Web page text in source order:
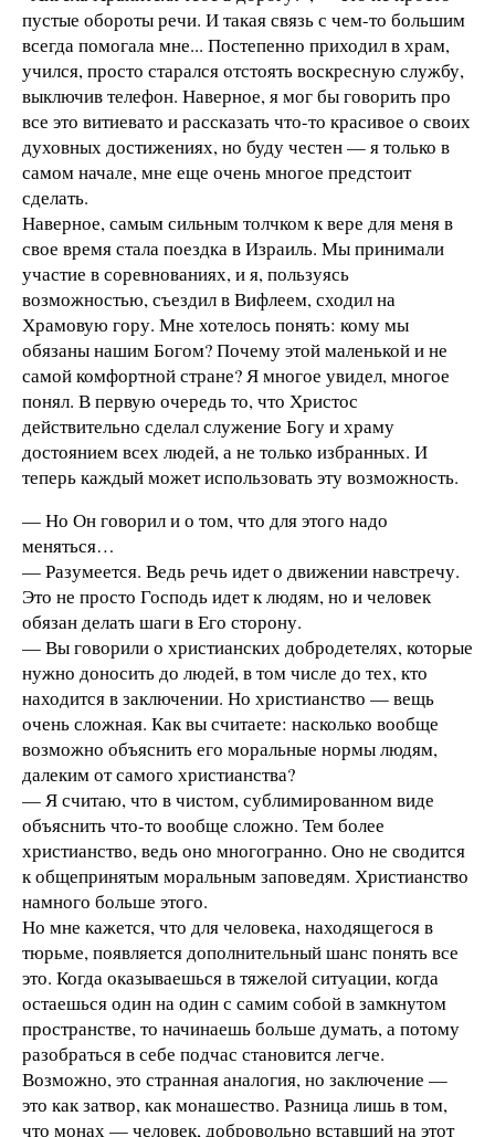
пустые обороты речи. И такая связь с чем-то большим
всегда помогала мне... Постепенно приходил в храм,
учился, просто старался отстоять воскресную службу,
выключив телефон. Наверное, я мог бы говорить про
все это витиевато и рассказать что-то красивое о своих
духовных достижениях, но буду честен — я только в
самом начале, мне еще очень многое предстоит
сделать.
Наверное, самым сильным толчком к вере для меня в
свое время стала поездка в Израиль. Мы принимали
участие в соревнованиях, и я, пользуясь
возможностью, съездил в Вифлеем, сходил на
Храмовую гору. Мне хотелось понять: кому мы
обязаны нашим Богом? Почему этой маленькой и не
самой комфортной стране? Я многое увидел, многое
понял. В первую очередь то, что Христос
действительно сделал служение Богу и храму
достоянием всех людей, а не только избранных. И
теперь каждый может использовать эту возможность.
— Но Он говорил и о том, что для этого надо
меняться…
— Разумеется. Ведь речь идет о движении навстречу.
Это не просто Господь идет к людям, но и человек
обязан делать шаги в Его сторону.
— Вы говорили о христианских добродетелях, которые
нужно доносить до людей, в том числе до тех, кто
находится в заключении. Но христианство — вещь
очень сложная. Как вы считаете: насколько вообще
возможно объяснить его моральные нормы людям,
далеким от самого христианства?
— Я считаю, что в чистом, сублимированном виде
объяснить что-то вообще сложно. Тем более
христианство, ведь оно многогранно. Оно не сводится
к общепринятым моральным заповедям. Христианство
намного больше этого.
Но мне кажется, что для человека, находящегося в
тюрьме, появляется дополнительный шанс понять все
это. Когда оказываешься в тяжелой ситуации, когда
остаешься один на один с самим собой в замкнутом
пространстве, то начинаешь больше думать, а потому
разобраться в себе подчас становится легче.
Возможно, это странная аналогия, но заключение —
это как затвор, как монашество. Разница лишь в том,
что монах — человек, добровольно вставший на этот